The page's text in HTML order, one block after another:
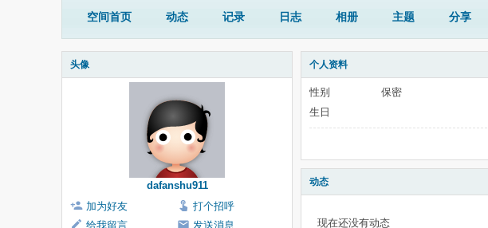
空间首页 动态 记录 日志 相册 主题 分享
头像
dafanshu911
加为好友
打个招呼
给我留言
发送消息
个人资料
性别
保密
生日
动态
现在还没有动态